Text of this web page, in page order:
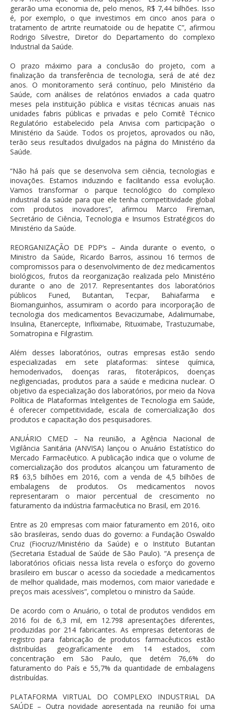
gerarão uma economia de, pelo menos, R$ 7,44 bilhões. Isso
é, por exemplo, o que investimos em cinco anos para o
tratamento de artrite reumatoide ou de hepatite C”, afirmou
Rodrigo Silvestre, Diretor do Departamento do complexo
Industrial da Saúde.
O prazo máximo para a conclusão do projeto, com a
finalização da transferência de tecnologia, será de até dez
anos. O monitoramento será contínuo, pelo Ministério da
Saúde, com análises de relatórios enviados a cada quatro
meses pela instituição pública e visitas técnicas anuais nas
unidades fabris públicas e privadas e pelo Comitê Técnico
Regulatório estabelecido pela Anvisa com participação o
Ministério da Saúde. Todos os projetos, aprovados ou não,
terão seus resultados divulgados na página do Ministério da
Saúde.
“Não há país que se desenvolva sem ciência, tecnologias e
inovações. Estamos induzindo e facilitando essa evolução.
Vamos transformar o parque tecnológico do complexo
industrial da saúde para que ele tenha competitividade global
com produtos inovadores”, afirmou Marco Fireman,
Secretário de Ciência, Tecnologia e Insumos Estratégicos do
Ministério da Saúde.
REORGANIZAÇÃO DE PDP’s – Ainda durante o evento, o
Ministro da Saúde, Ricardo Barros, assinou 16 termos de
compromissos para o desenvolvimento de dez medicamentos
biológicos, frutos da reorganização realizada pelo Ministério
durante o ano de 2017. Representantes dos laboratórios
públicos Funed, Butantan, Tecpar, Bahiafarma e
Biomanguinhos, assumiram o acordo para incorporação de
tecnologia dos medicamentos Bevacizumabe, Adalimumabe,
Insulina, Etanercepte, Infliximabe, Rituximabe, Trastuzumabe,
Somatropina e Filgrastim.
Além desses laboratórios, outras empresas estão sendo
especializadas em sete plataformas: síntese química,
hemoderivados, doenças raras, fitoterápicos, doenças
negligenciadas, produtos para a saúde e medicina nuclear. O
objetivo da especialização dos laboratórios, por meio da Nova
Política de Plataformas Inteligentes de Tecnologia em Saúde,
é oferecer competitividade, escala de comercialização dos
produtos e capacitação dos pesquisadores.
ANUÁRIO CMED – Na reunião, a Agência Nacional de
Vigilância Sanitária (ANVISA) lançou o Anuário Estatístico do
Mercado Farmacêutico. A publicação indica que o volume de
comercialização dos produtos alcançou um faturamento de
R$ 63,5 bilhões em 2016, com a venda de 4,5 bilhões de
embalagens de produtos. Os medicamentos novos
representaram o maior percentual de crescimento no
faturamento da indústria farmacêutica no Brasil, em 2016.
Entre as 20 empresas com maior faturamento em 2016, oito
são brasileiras, sendo duas do governo: a Fundação Oswaldo
Cruz (Fiocruz/Ministério da Saúde) e o Instituto Butantan
(Secretaria Estadual de Saúde de São Paulo). “A presença de
laboratórios oficiais nessa lista revela o esforço do governo
brasileiro em buscar o acesso da sociedade a medicamentos
de melhor qualidade, mais modernos, com maior variedade e
preços mais acessíveis”, completou o ministro da Saúde.
De acordo com o Anuário, o total de produtos vendidos em
2016 foi de 6,3 mil, em 12.798 apresentações diferentes,
produzidas por 214 fabricantes. As empresas detentoras de
registro para fabricação de produtos farmacêuticos estão
distribuídas geograficamente em 14 estados, com
concentração em São Paulo, que detém 76,6% do
faturamento do País e 55,7% da quantidade de embalagens
distribuídas.
PLATAFORMA VIRTUAL DO COMPLEXO INDUSTRIAL DA
SAÚDE – Outra novidade apresentada na reunião foi uma